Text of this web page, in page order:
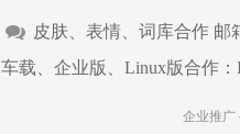
皮肤、表情、词库合作 邮
车载、企业版、Linux版合作：
企业推广